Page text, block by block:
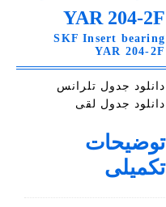
YAR 204-2F
SKF Insert bearing
YAR 204-2F
دانلود جدول تلرانس
دانلود جدول لقی
توضیحات
تکمیلی